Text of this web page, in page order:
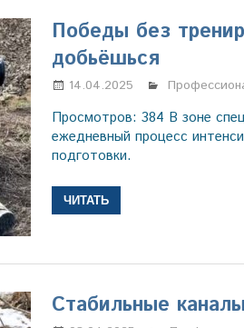
Победы без
добьёшься
14.04.2025 Настя
Просмотров: 384 В зоне
ежедневный процесс
подготовки.
ЧИТАТЬ
Стабильные